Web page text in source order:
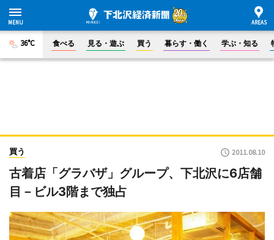
36°C 食べる 見る・遊ぶ 買う 暮らす・働く 学ぶ・知る
買う 2011.08.10
古着店「グラバザ」グループ、下北沢に6店舗
目－ビル3階まで独占